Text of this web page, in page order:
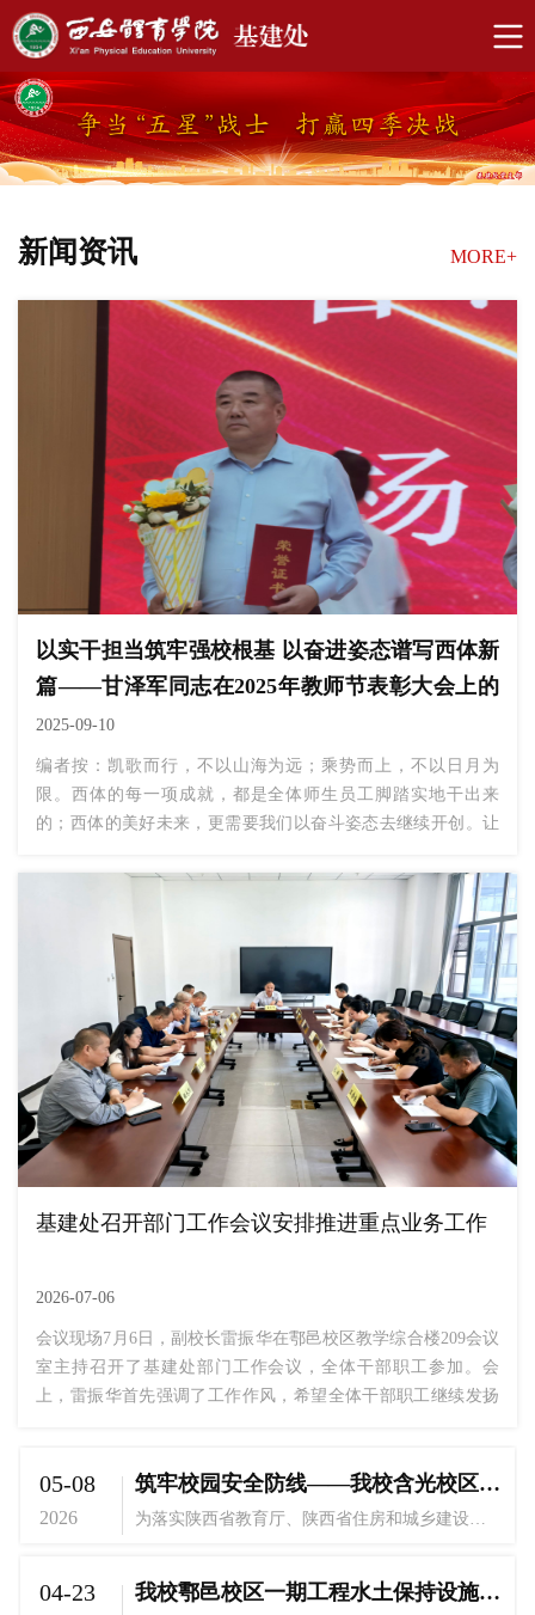
新闻资讯 MORE+
以实干担当筑牢强校根基 以奋进姿态谱写西体新
篇——甘泽军同志在2025年教师节表彰大会上的
发言
2025-09-10
编者按：凯歌而行，不以山海为远；乘势而上，不以日月为
限。西体的每一项成就，都是全体师生员工脚踏实地干出来
的；西体的美好未来，更需要我们以奋斗姿态去继续开创。让
同心、锐意进取，以更加饱满的热情、更加昂扬的斗志、更加
务实的作风，共同谱写西体新时代高质量发展的新篇章！现
将“四季决战”先进典型代表甘泽军同志表态发言发布如下，与
每一位关心西体的师生职工共勉。...
基建处召开部门工作会议安排推进重点业务工作
2026-07-06
会议现场7月6日，副校长雷振华在鄠邑校区教学综合楼209会议
室主持召开了基建处部门工作会议，全体干部职工参加。会
上，雷振华首先强调了工作作风，希望全体干部职工继续发扬
问题，雷振华一一做了工作指示并与参会同志进行了研讨交
流。雷振华在总结会议时要求，全体干部职工要进一步落实好
上级工作指示，从工作纪律抓起、...
05-08
2026
筑牢校园安全防线——我校含光校区消防整改工程圆满完成
为落实陕西省教育厅、陕西省住房和城乡建设厅、陕西省消防救援总队《关于开展排查化解高校校内建筑消防安全隐患专项行动的通知》精神，切实消除校园消防安全隐患，在学校统一部署下，由武保处牵头，基建处全力配合组织实施的含光校区消防整改工程已全面完成，顺利通过碑林区住建局及行业专家组联合验收，圆满完成专项行动整改任务。据悉，我校含光校区部分建筑建成年代较早，原有消防管网老化、部分消防设施功能缺失，存在重大安全隐患。...
04-23 我校鄠邑校区一期工程水土保持设施验收会顺利召开